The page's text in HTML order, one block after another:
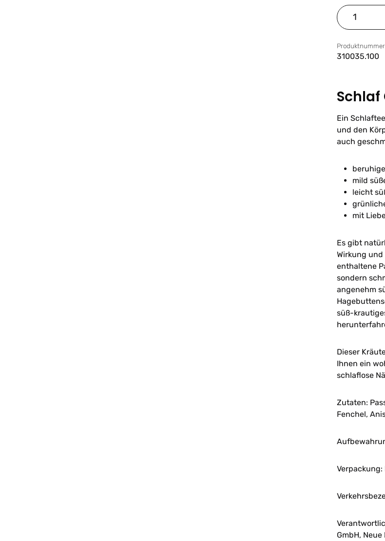
Produkt
310035.100
Schlaf
Ein
und den
auch
mild
leicht
mit
Es gibt
Wirkung
enthaltene
sondern
angenehm
süß-
Dieser
Ihnen ein
schlaflose
Zutaten:
Fenchel,
GmbH,